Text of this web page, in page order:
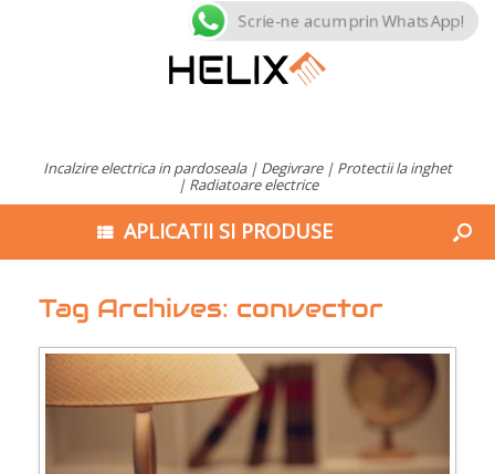
Incalzire electrica in pardoseala | Degivrare | Protectii la inghet
| Radiatoare electrice
APLICATII SI PRODUSE
Tag Archives: convector
Scrie-ne acum prin WhatsApp!